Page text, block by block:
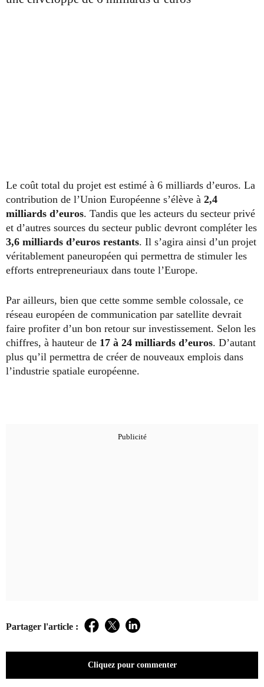
Le coût total du projet est estimé à 6 milliards d’euros. La
contribution de l’Union Européenne s’élève à 2,4
milliards d’euros. Tandis que les acteurs du secteur privé
et d’autres sources du secteur public devront compléter les
3,6 milliards d’euros restants. Il s’agira ainsi d’un projet
véritablement paneuropéen qui permettra de stimuler les
efforts entrepreneuriaux dans toute l’Europe.
Par ailleurs, bien que cette somme semble colossale, ce
réseau européen de communication par satellite devrait
faire profiter d’un bon retour sur investissement. Selon les
chiffres, à hauteur de 17 à 24 milliards d’euros. D’autant
plus qu’il permettra de créer de nouveaux emplois dans
l’industrie spatiale européenne.
Partager l'article : Facebook
TwitterLinkedIn
Cliquez pour commenter